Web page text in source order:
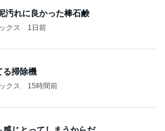
汚れに良かった棒石鹸
クス 1日前
る掃除機
クス 15時間前